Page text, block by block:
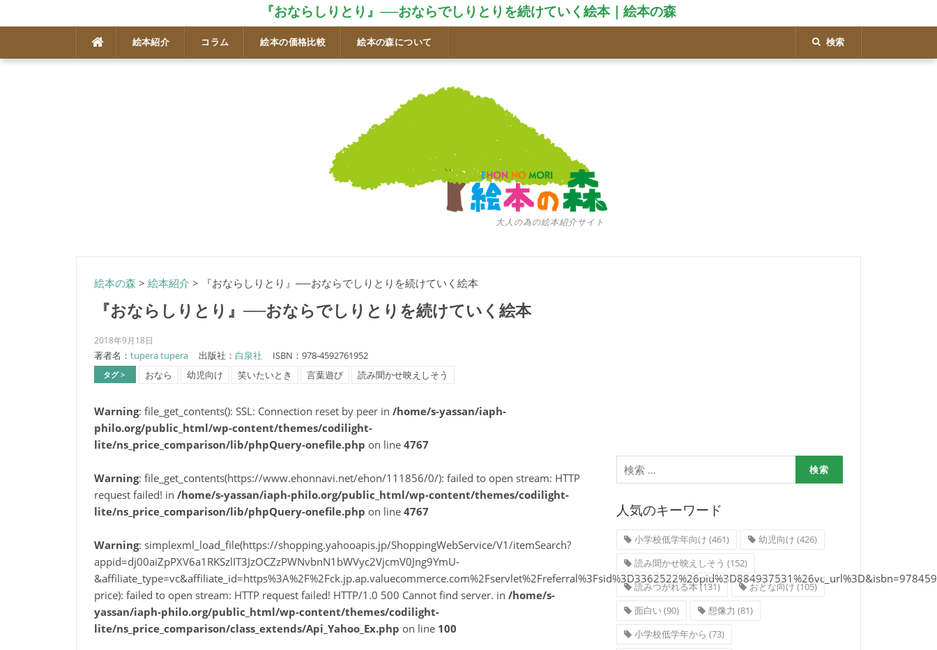
『おならしりとり』──おならでしりとりを続けていく絵本｜絵本の森
絵本紹介 コラム 絵本の価格比較 絵本の森について 検索
大人の為の絵本紹介サイト
絵本の森 > 絵本紹介 > 『おならしりとり』──おならでしりとりを続けていく絵本
『おならしりとり』──おならでしりとりを続けていく絵本
2018年9月18日
著者名： tupera tupera 出版社： 白泉社 ISBN：978-4592761952
タグ > おなら 幼児向け 笑いたいとき 言葉遊び 読み聞かせ映えしそう
Warning: file_get_contents(): SSL: Connection reset by peer in /home/s-yassan/iaph-
philo.org/public_html/wp-content/themes/codilight-
lite/ns_price_comparison/lib/phpQuery-onefile.php on line 4767
Warning: file_get_contents(https://www.ehonnavi.net/ehon/111856/0/): failed to open stream: HTTP
request failed! in /home/s-yassan/iaph-philo.org/public_html/wp-content/themes/codilight-
lite/ns_price_comparison/lib/phpQuery-onefile.php on line 4767
Warning: simplexml_load_file(https://shopping.yahooapis.jp/ShoppingWebService/V1/itemSearch?
appid=dj00aiZpPXV6a1RKSzlIT3JzOCZzPWNvbnN1bWVyc2VjcmV0Jng9YmU-
price): failed to open stream: HTTP request failed! HTTP/1.0 500 Cannot find server. in /home/s-
yassan/iaph-philo.org/public_html/wp-content/themes/codilight-
lite/ns_price_comparison/class_extends/Api_Yahoo_Ex.php on line 100
検
索:
人気のキーワード
小学校低学年向け (461) 幼児向け (426)
読み聞かせ映えしそう (152)
読みつがれる本(131) おとな向け(105)
面白い(90) 想像力 (81)
小学校低学年から (73)